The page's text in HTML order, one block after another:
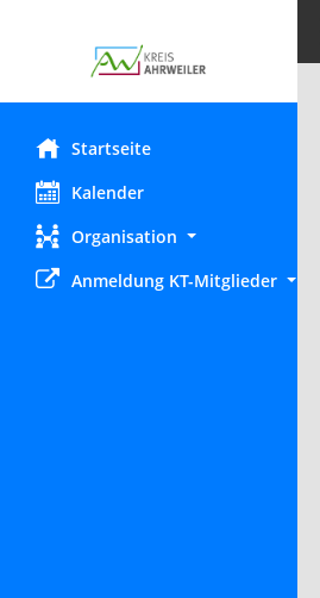
Startseite
Kalender
Organisation
Anmeldung KT-Mitglieder